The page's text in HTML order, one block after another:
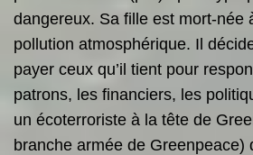
dangereux. Sa fille est mort-née
pollution atmosphérique. Il
payer ceux qu’il tient pour
­patrons, les financiers, les
un écoterroriste à la tête de
branche armée de Greenpeace)